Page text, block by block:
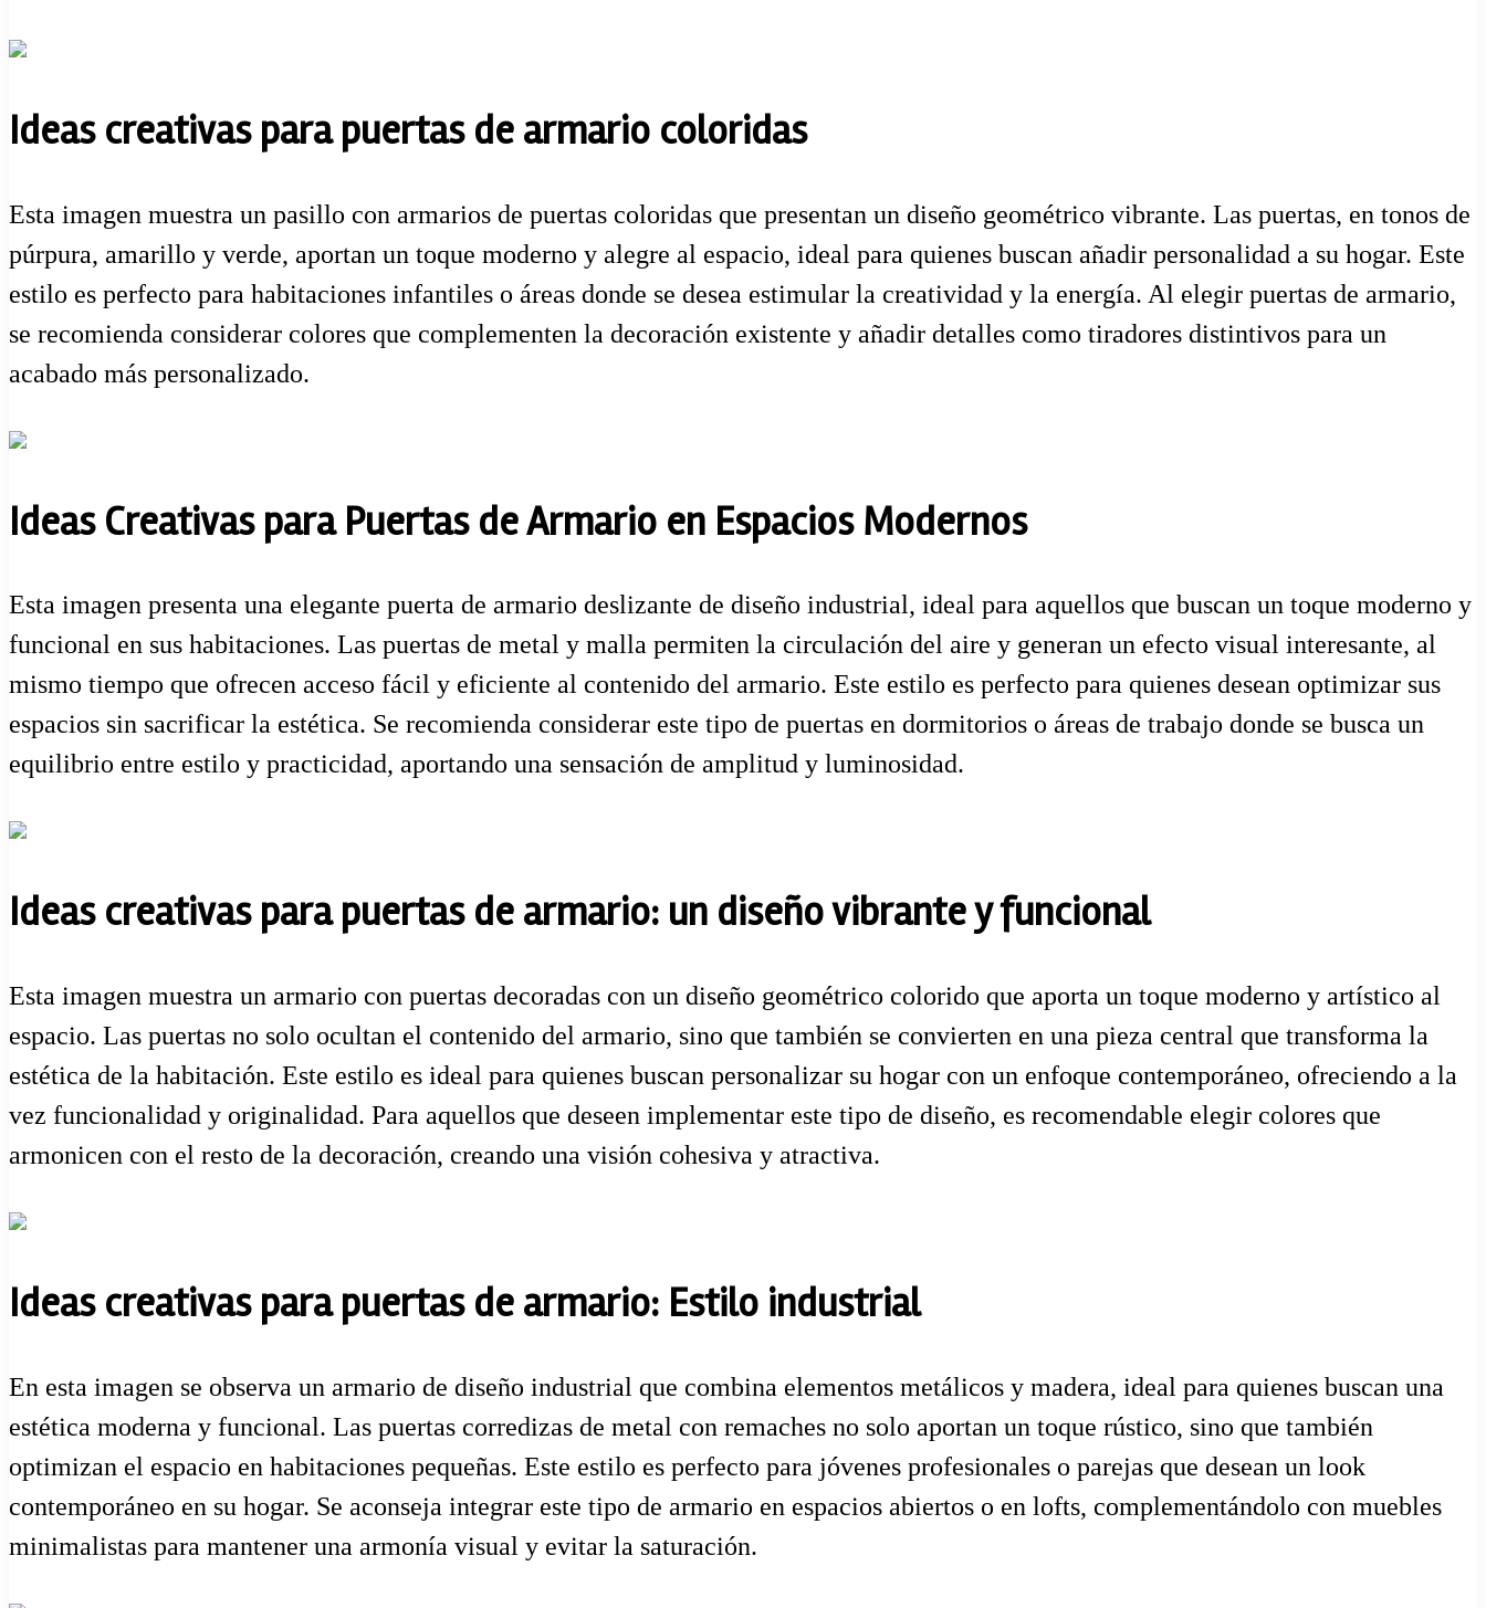
Ideas creativas para puertas de armario coloridas
Esta imagen muestra un pasillo con armarios de puertas coloridas que presentan un diseño geométrico vibrante. Las puertas, en tonos de
púrpura, amarillo y verde, aportan un toque moderno y alegre al espacio, ideal para quienes buscan añadir personalidad a su hogar. Este
estilo es perfecto para habitaciones infantiles o áreas donde se desea estimular la creatividad y la energía. Al elegir puertas de armario,
se recomienda considerar colores que complementen la decoración existente y añadir detalles como tiradores distintivos para un
acabado más personalizado.
Ideas Creativas para Puertas de Armario en Espacios Modernos
Esta imagen presenta una elegante puerta de armario deslizante de diseño industrial, ideal para aquellos que buscan un toque moderno y
funcional en sus habitaciones. Las puertas de metal y malla permiten la circulación del aire y generan un efecto visual interesante, al
mismo tiempo que ofrecen acceso fácil y eficiente al contenido del armario. Este estilo es perfecto para quienes desean optimizar sus
espacios sin sacrificar la estética. Se recomienda considerar este tipo de puertas en dormitorios o áreas de trabajo donde se busca un
equilibrio entre estilo y practicidad, aportando una sensación de amplitud y luminosidad.
Ideas creativas para puertas de armario: un diseño vibrante y funcional
Esta imagen muestra un armario con puertas decoradas con un diseño geométrico colorido que aporta un toque moderno y artístico al
espacio. Las puertas no solo ocultan el contenido del armario, sino que también se convierten en una pieza central que transforma la
estética de la habitación. Este estilo es ideal para quienes buscan personalizar su hogar con un enfoque contemporáneo, ofreciendo a la
vez funcionalidad y originalidad. Para aquellos que deseen implementar este tipo de diseño, es recomendable elegir colores que
armonicen con el resto de la decoración, creando una visión cohesiva y atractiva.
Ideas creativas para puertas de armario: Estilo industrial
En esta imagen se observa un armario de diseño industrial que combina elementos metálicos y madera, ideal para quienes buscan una
estética moderna y funcional. Las puertas corredizas de metal con remaches no solo aportan un toque rústico, sino que también
optimizan el espacio en habitaciones pequeñas. Este estilo es perfecto para jóvenes profesionales o parejas que desean un look
contemporáneo en su hogar. Se aconseja integrar este tipo de armario en espacios abiertos o en lofts, complementándolo con muebles
minimalistas para mantener una armonía visual y evitar la saturación.